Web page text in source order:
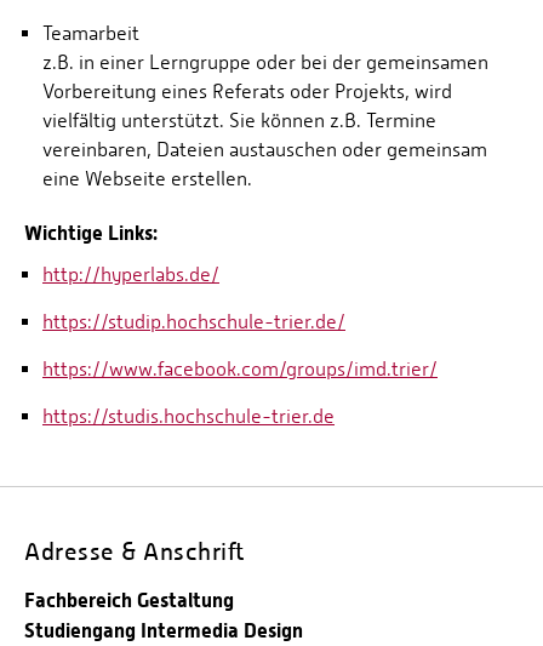
Teamarbeit
z.B. in einer Lerngruppe oder bei der gemeinsamen
Vorbereitung eines Referats oder Projekts, wird
vielfältig unterstützt. Sie können z.B. Termine
vereinbaren, Dateien austauschen oder gemeinsam
eine Webseite erstellen.
Wichtige Links:
http://hyperlabs.de/
https://studip.hochschule-trier.de/
https://www.facebook.com/groups/imd.trier/
https://studis.hochschule-trier.de
Adresse & Anschrift
Fachbereich Gestaltung
Studiengang Intermedia Design